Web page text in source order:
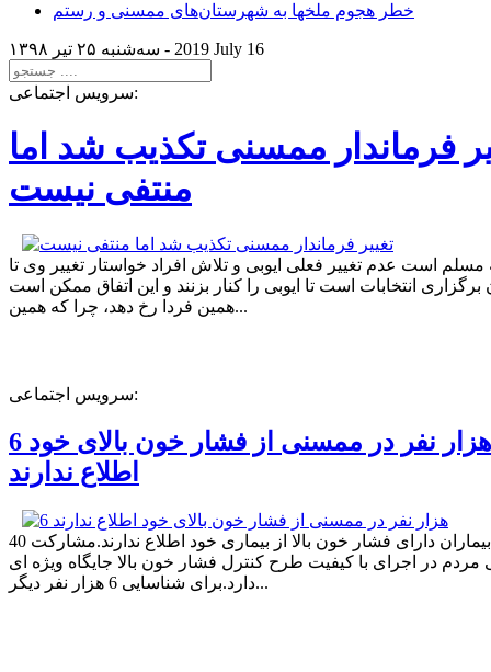
خطر هجوم ملخها به شهرستان‌های ممسنی و رستم
سه‌شنبه ۲۵ تير ۱۳۹۸ - 2019 July 16
سرویس اجتماعی:
فرماندار ممسنی تکذیب شد اما
منتفی نیست
مسلم است عدم تغییر فعلی ایوبی و تلاش افراد خواستار تغییر وی تا
برگزاری انتخابات است تا ایوبی را کنار بزنند و این اتفاق ممکن است
همین فردا رخ دهد، چرا که همین...
سرویس اجتماعی:
6 هزار نفر در ممسنی از فشار خون بالای خود
اطلاع ندارند
40 درصد بیماران دارای فشار خون بالا از بیماری خود اطلاع ندارند.مشارکت
در اجرای با کیفیت طرح کنترل فشار خون بالا جایگاه ویژه ای
دارد.برای شناسایی 6 هزار نفر دیگر...